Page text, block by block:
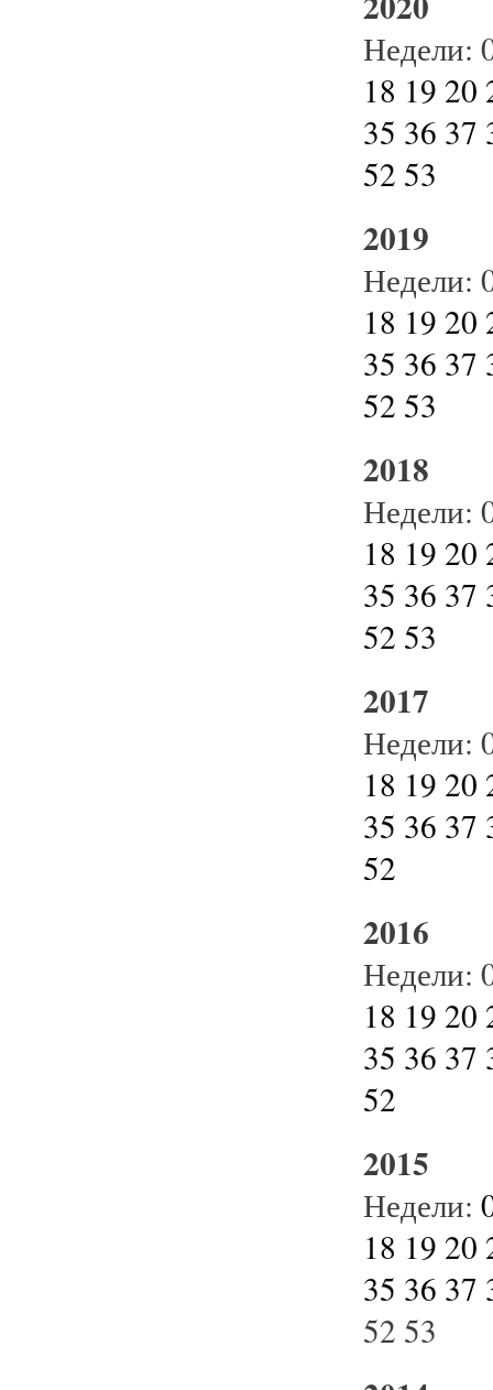
Недели:
18 19 20
35 36 37
52 53
2019
Недели:
18 19 20
35 36 37
52 53
2018
Недели:
18 19 20
35 36 37
52 53
2017
Недели:
18 19 20
35 36 37
52
2016
Недели:
18 19 20
35 36 37
52
2015
Недели:
18 19 20
35 36 37
52 53